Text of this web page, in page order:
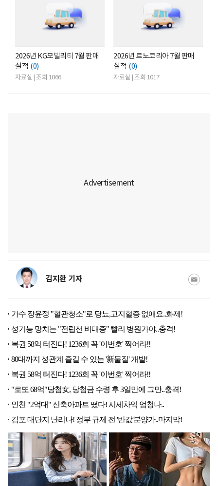
2026년 KG모빌리티 7월 판매
실적 (0)
자료실 | 조회 1066
2026년 르노코리아 7월 판매
실적 (0)
자료실 | 조회 1017
김지환 기자